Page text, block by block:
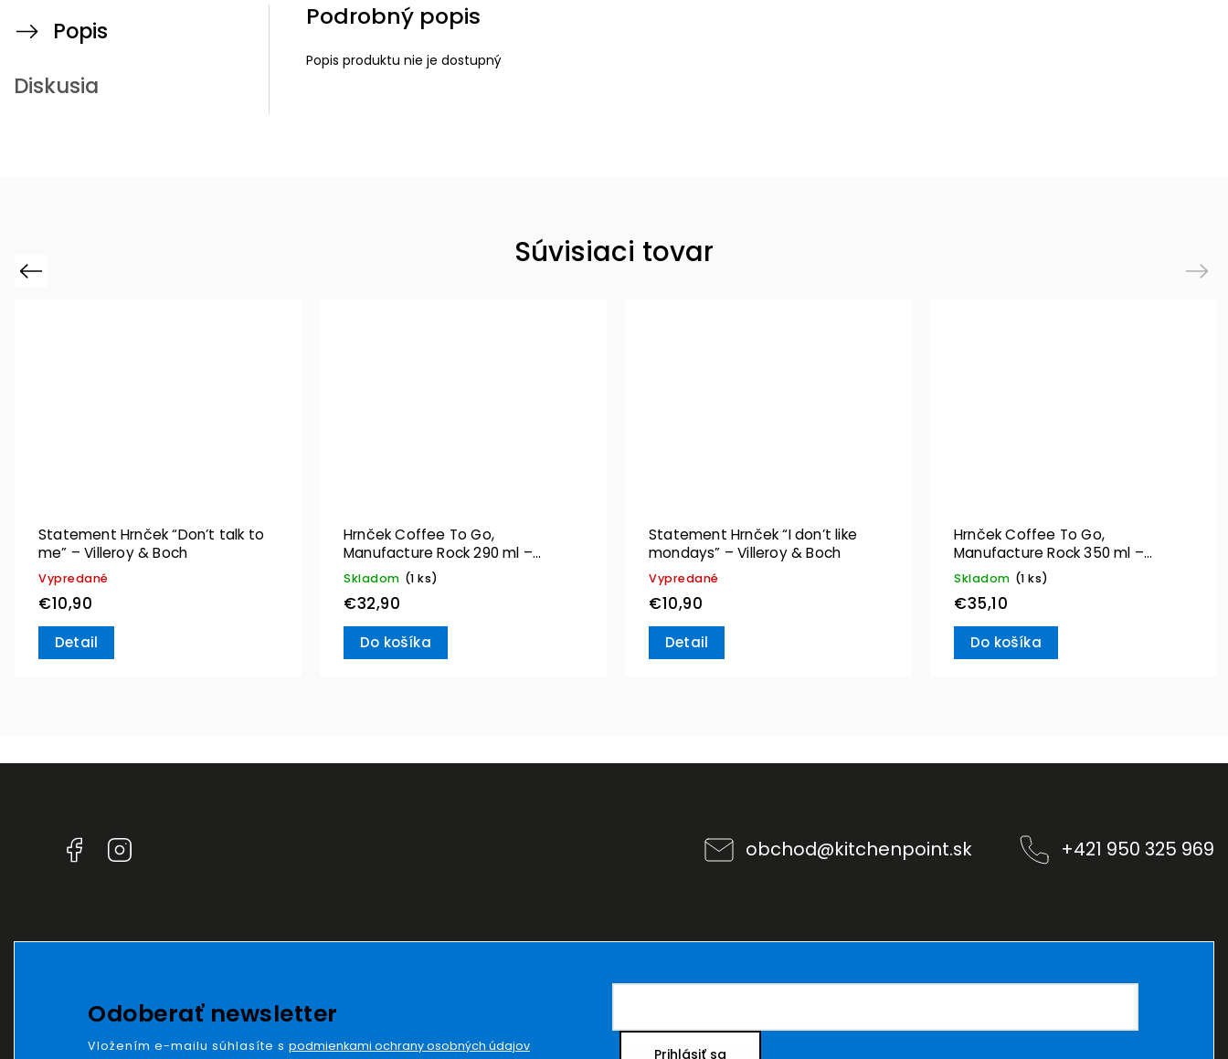
Popis
Diskusia
Podrobný popis
Popis produktu nie je dostupný
Súvisiaci tovar
Previous
Statement Hrnček “Don’t talk to
me” – Villeroy & Boch
Vypredané
€10,90
Detail
Hrnček Coffee To Go,
Manufacture Rock 290 ml –
Villeroy & Boch
Skladom (1 ks)
€32,90
Do košíka
Statement Hrnček “I don’t like
mondays” – Villeroy & Boch
Vypredané
€10,90
Detail
Hrnček Coffee To Go,
Manufacture Rock 350 ml –
Villeroy & Boch
Skladom (1 ks)
€35,10
Do košíka
Next
Facebook obchod@kitchenpoint.sk +421 950 325 969
Odoberať newsletter
Vložením e-mailu súhlasíte s podmienkami ochrany osobných údajov Prihlásiť sa